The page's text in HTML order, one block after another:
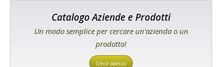
Catalogo Aziende e Prodotti
Un modo semplice per cercare un'azienda o un
prodotto!
Cerca adesso